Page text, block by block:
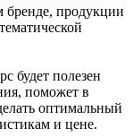
бренде, продукции
будет полезен
поможет в
оптимальный
и цене.